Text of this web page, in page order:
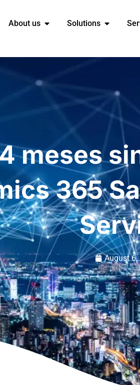
About us Solutions
meses
365
August 6,